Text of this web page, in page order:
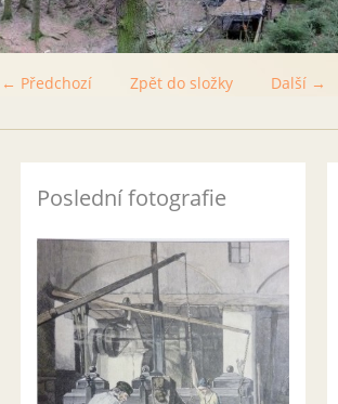
← Předchozí Další →
Zpět do složky
Poslední fotografie